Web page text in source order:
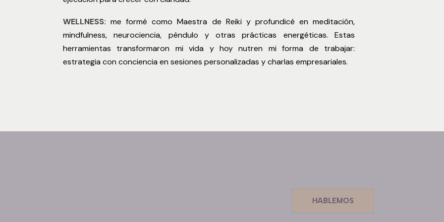
WELLNESS: me formé como Maestra de Reiki y profundicé en meditación,
mindfulness, neurociencia, péndulo y otras prácticas energéticas. Estas
herramientas transformaron mi vida y hoy nutren mi forma de trabajar:
estrategia con conciencia en sesiones personalizadas y charlas empresariales.
HABLEMOS